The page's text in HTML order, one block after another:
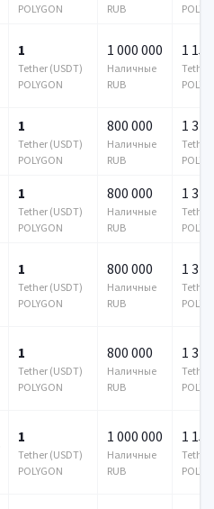
POLYGON
RUB
1
Tether (USDT)
POLYGON
1 000 000
Наличные
RUB
1
Tether
1
Tether (USDT)
POLYGON
800 000
Наличные
RUB
1
Tether
1
Tether (USDT)
POLYGON
800 000
Наличные
RUB
1
Tether
1
Tether (USDT)
POLYGON
800 000
Наличные
RUB
1
Tether
1
Tether (USDT)
POLYGON
800 000
Наличные
RUB
1
Tether
1
Tether (USDT)
POLYGON
1 000 000
Наличные
RUB
1
Tether